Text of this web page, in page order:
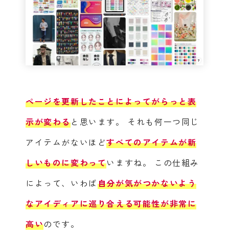
ページを更新したことによってがらっと表
示が変わると思います。
それも何一つ同じ
アイテムがないほどすべてのアイテムが新
しいものに変わっていますね。
この仕組み
によって、いわば自分が気がつかないよう
なアイディアに巡り合える可能性が非常に
高いのです。